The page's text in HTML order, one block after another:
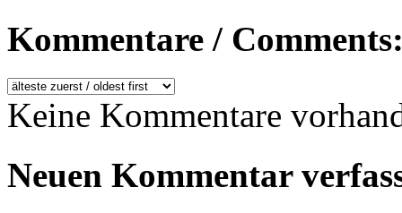
Kommentare /
Keine Kommentare
Neuen Kommentar